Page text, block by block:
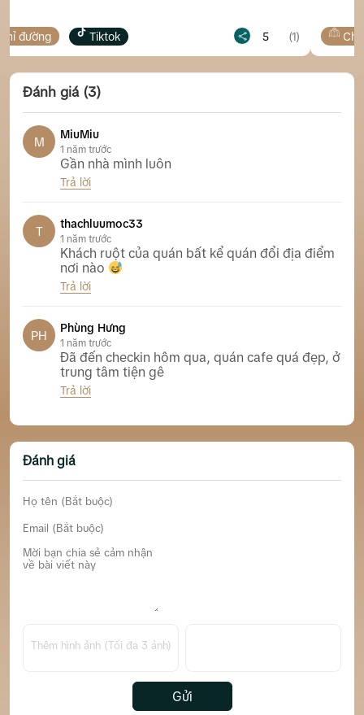
5 (1) Chỉ đường Tiktok
Đánh giá (3)
M
MiuMiu
1 năm trước
Gần nhà mình luôn
Trả lời
T
thachluumoc33
1 năm trước
Khách ruột của quán bất kể quán đổi địa điểm
nơi nào
Trả lời
PH
Phùng Hưng
1 năm trước
Đã đến checkin hôm qua, quán cafe quá đẹp, ở
trung tâm tiện gê
Trả lời
Đánh giá
Thêm hình ảnh (Tối đa 3 ảnh)
Gửi